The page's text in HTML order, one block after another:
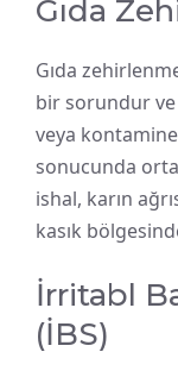
Gıda
Gıda
bir sorundur ve
veya
sonucunda
ishal, karın
kasık
İrritabl
(İBS)